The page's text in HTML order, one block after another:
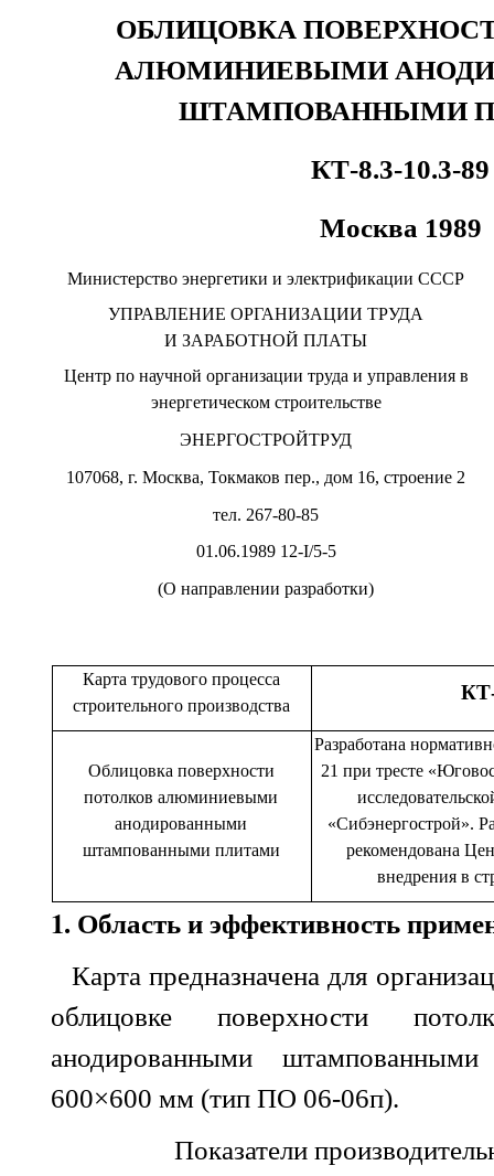
ОБЛИЦОВКА
АЛЮМИНИЕВЫМИ
ШТАМПОВАННЫМИ
КТ-8.3-10.3-89
Москва 1989
Министерство энергетики и электрификации СССР
УПРАВЛЕНИЕ ОРГАНИЗАЦИИ ТРУДА
И ЗАРАБОТНОЙ ПЛАТЫ
Центр по научной организации труда и управления в
энергетическом строительстве
ЭНЕРГОСТРОЙТРУД
107068, г. Москва, Токмаков пер., дом 16, строение 2
тел. 267-80-85
01.06.1989 12-I/5-5
(О направлении разработки)
Карта трудового процесса
строительного производства
Облицовка поверхности
потолков алюминиевыми
анодированными
штампованными плитами
Разработана
21 при тресте
«Сибэнергострой».
рекомендована
внедрения в
1. Область и эффективность
Карта предназначена для
облицовке поверхности
анодированными
600×600 мм (тип ПО 06-06п).
Показатели